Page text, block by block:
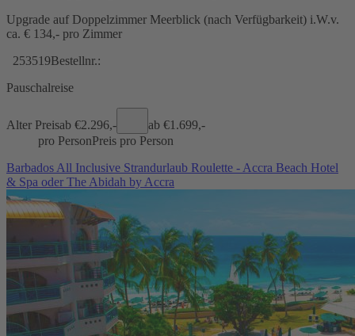
Upgrade auf Doppelzimmer Meerblick (nach Verfügbarkeit) i.W.v.
ca. € 134,- pro Zimmer
253519Bestellnr.:
Pauschalreise
Alter Preisab €2.296,- ab €1.699,-
pro PersonPreis pro Person
Barbados All Inclusive Strandurlaub Roulette - Accra Beach Hotel
& Spa oder The Abidah by Accra